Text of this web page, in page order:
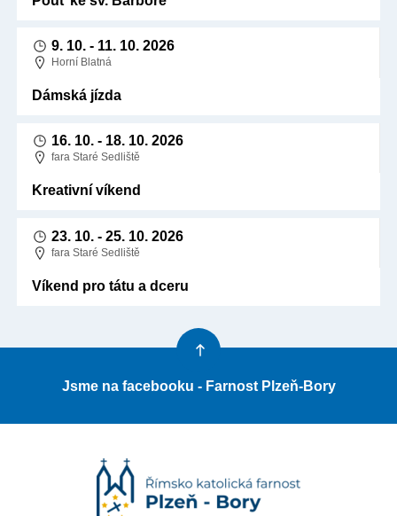
9. 10. - 11. 10. 2026
Horní Blatná
Dámská jízda
16. 10. - 18. 10. 2026
fara Staré Sedliště
Kreativní víkend
23. 10. -25. 10. 2026
fara Staré Sedliště
Víkend pro tátu a dceru
Jsme na facebooku - Farnost Plzeň-Bory